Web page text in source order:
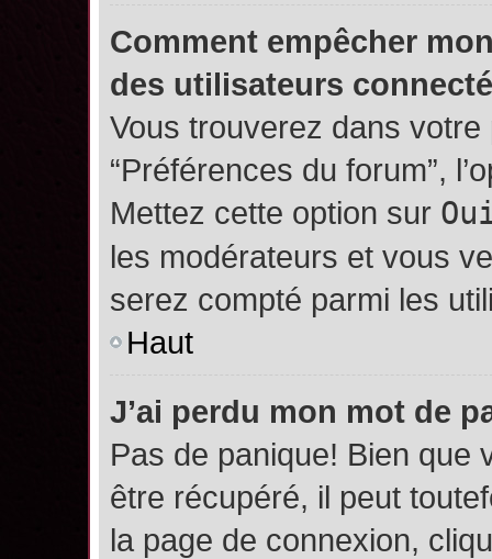
Comment empêcher
des utilisateurs
Vous trouverez dans votre
“Préférences du forum”,
Mettez cette option sur
les modérateurs et vous
serez compté parmi les
Haut
J’ai perdu mon mot de
Pas de panique! Bien que
être récupéré, il peut
la page de connexion,